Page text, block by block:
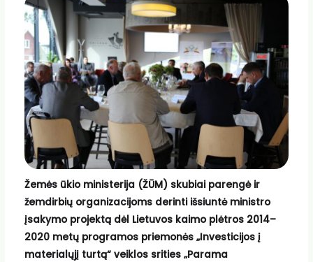
Žemės ūkio ministerija (ŽŪM) skubiai parengė ir
žemdirbių organizacijoms derinti išsiuntėministro
įsakymo projektą dėl Lietuvos kaimo plėtros 2014–
2020 metų programos priemonės „Investicijos į
materialųjį turtą“ veiklos srities „Parama